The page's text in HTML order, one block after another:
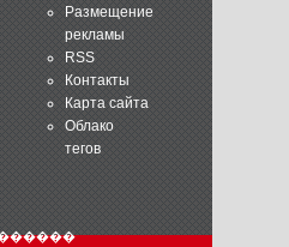
Размещение
рекламы
RSS
Контакты
Карта сайта
Облако
тегов